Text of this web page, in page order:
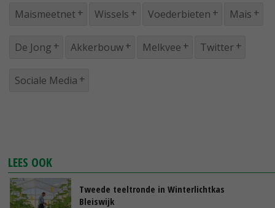
Maismeetnet Wissels Voederbieten Mais
De Jong Akkerbouw Melkvee Twitter
Sociale Media
LEES OOK
Tweede teeltronde in Winterlichtkas
Bleiswijk